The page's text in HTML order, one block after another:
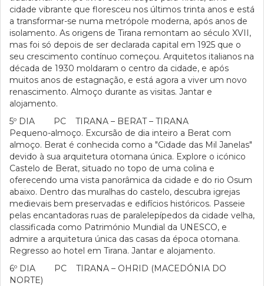
cidade vibrante que floresceu nos últimos trinta anos e está
a transformar-se numa metrópole moderna, após anos de
isolamento. As origens de Tirana remontam ao século XVII,
mas foi só depois de ser declarada capital em 1925 que o
seu crescimento contínuo começou. Arquitetos italianos na
década de 1930 moldaram o centro da cidade, e após
muitos anos de estagnação, e está agora a viver um novo
renascimento. Almoço durante as visitas. Jantar e
alojamento.
5º DIA PC TIRANA – BERAT – TIRANA
Pequeno-almoço. Excursão de dia inteiro a Berat com
almoço. Berat é conhecida como a "Cidade das Mil Janelas"
devido à sua arquitetura otomana única. Explore o icónico
Castelo de Berat, situado no topo de uma colina e
oferecendo uma vista panorâmica da cidade e do rio Osum
abaixo. Dentro das muralhas do castelo, descubra igrejas
medievais bem preservadas e edifícios históricos. Passeie
pelas encantadoras ruas de paralelepípedos da cidade velha,
classificada como Património Mundial da UNESCO, e
admire a arquitetura única das casas da época otomana.
Regresso ao hotel em Tirana. Jantar e alojamento.
6º DIA PC TIRANA – OHRID (MACEDÓNIA DO
NORTE)